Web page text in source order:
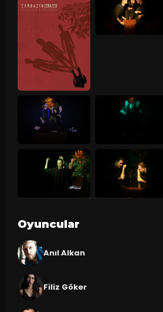
Oyuncular
Anıl Alkan
Filiz Göker